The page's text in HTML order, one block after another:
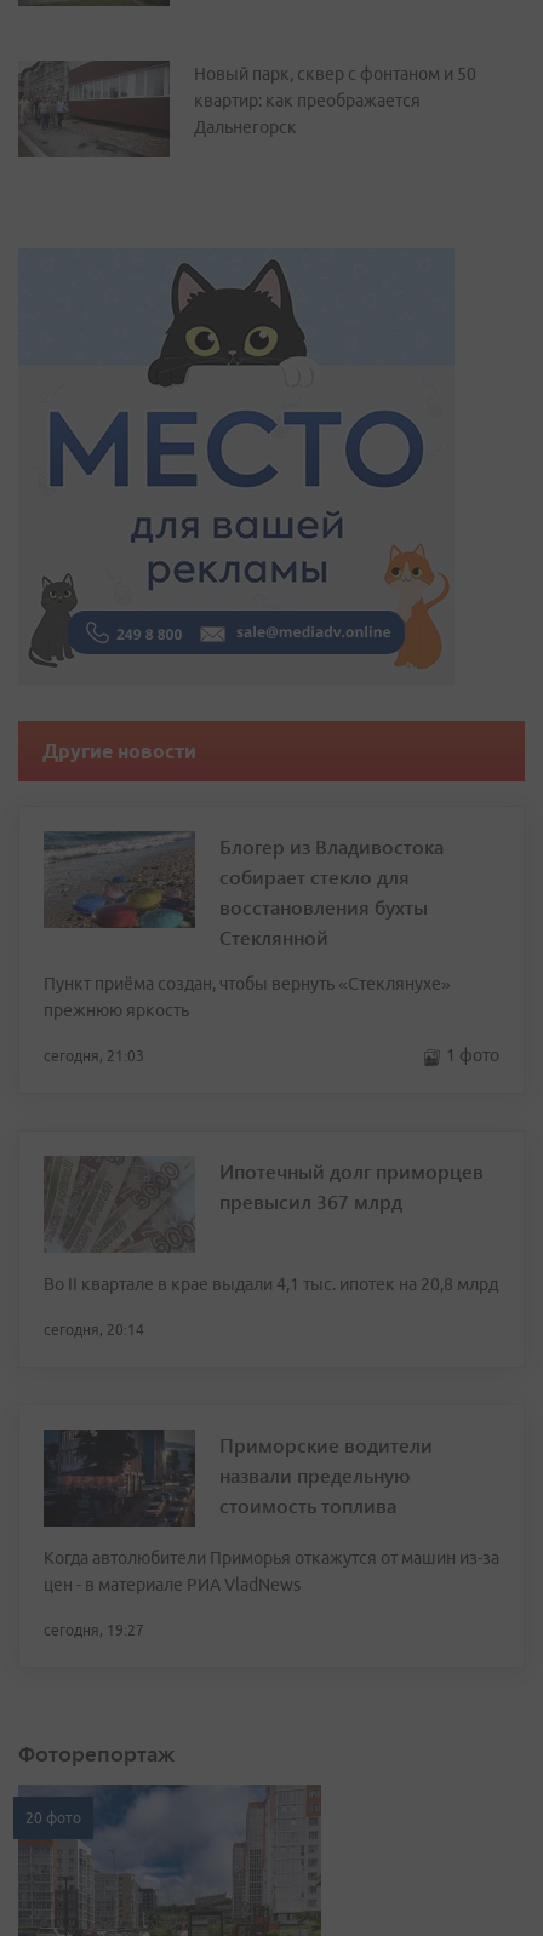
Новый парк, сквер с фонтаном и 50
квартир: как преображается
Дальнегорск
Другие новости
Блогер из Владивостока
собирает стекло для
восстановления бухты
Стеклянной
Пункт приёма создан, чтобы вернуть «Стеклянухе»
прежнюю яркость
сегодня, 21:03 1 фото
Ипотечный долг приморцев
превысил 367 млрд
Во II квартале в крае выдали 4,1 тыс. ипотек на 20,8 млрд
сегодня, 20:14
Приморские водители
назвали предельную
стоимость топлива
Когда автолюбители Приморья откажутся от машин из-за
цен - в материале РИА VladNews
сегодня, 19:27
Фоторепортаж
20 фото